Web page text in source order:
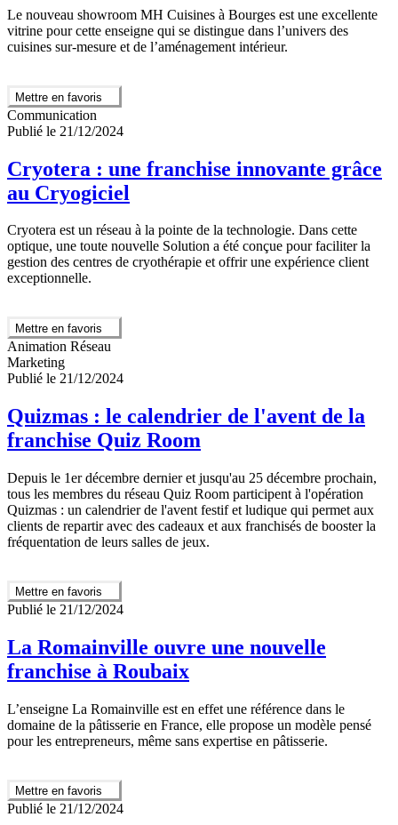
Le nouveau showroom MH Cuisines à Bourges est une excellente
vitrine pour cette enseigne qui se distingue dans l’univers des
cuisines sur-mesure et de l’aménagement intérieur.
Mettre en favoris
Communication
Publié le 21/12/2024
Cryotera : une franchise innovante grâce
au Cryogiciel
Cryotera est un réseau à la pointe de la technologie. Dans cette
optique, une toute nouvelle Solution a été conçue pour faciliter la
gestion des centres de cryothérapie et offrir une expérience client
exceptionnelle.
Mettre en favoris
Animation Réseau
Marketing
Publié le 21/12/2024
Quizmas : le calendrier de l'avent de la
franchise Quiz Room
Depuis le 1er décembre dernier et jusqu'au 25 décembre prochain,
tous les membres du réseau Quiz Room participent à l'opération
Quizmas : un calendrier de l'avent festif et ludique qui permet aux
clients de repartir avec des cadeaux et aux franchisés de booster la
fréquentation de leurs salles de jeux.
Mettre en favoris
Publié le 21/12/2024
La Romainville ouvre une nouvelle
franchise à Roubaix
L’enseigne La Romainville est en effet une référence dans le
domaine de la pâtisserie en France, elle propose un modèle pensé
pour les entrepreneurs, même sans expertise en pâtisserie.
Mettre en favoris
Publié le 21/12/2024